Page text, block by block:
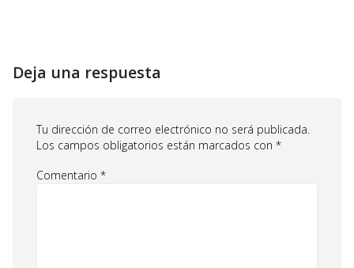
Deja una respuesta
Tu dirección de correo electrónico no será publicada.
Los campos obligatorios están marcados con *
Comentario *